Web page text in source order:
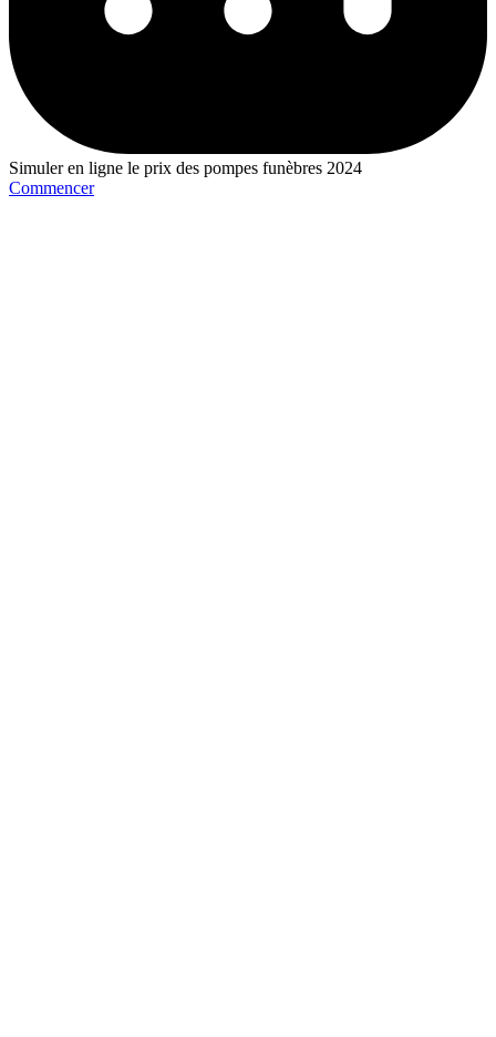
Simuler en ligne le prix des pompes funèbres 2024
Commencer